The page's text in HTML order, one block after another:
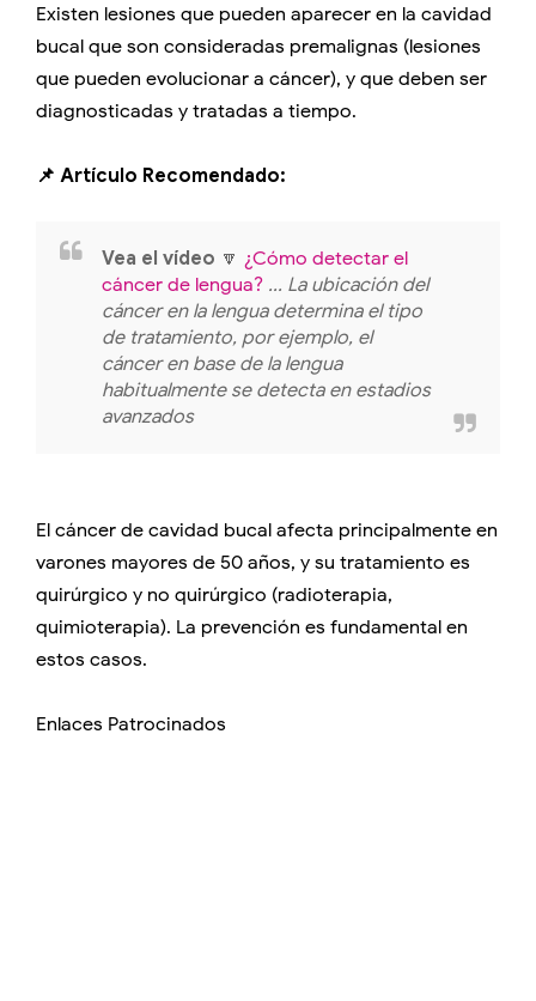
Existen lesiones que pueden aparecer en la cavidad
bucal que son consideradas premalignas (lesiones
que pueden evolucionar a cáncer), y que deben ser
diagnosticadas y tratadas a tiempo.
📌 Artículo Recomendado:
Vea el vídeo 🔽 ¿Cómo detectar el
cáncer de lengua? ... La ubicación del
cáncer en la lengua determina el tipo
de tratamiento, por ejemplo, el
cáncer en base de la lengua
habitualmente se detecta en estadios
avanzados
El cáncer de cavidad bucal afecta principalmente en
varones mayores de 50 años, y su tratamiento es
quirúrgico y no quirúrgico (radioterapia,
quimioterapia). La prevención es fundamental en
estos casos.
Enlaces Patrocinados